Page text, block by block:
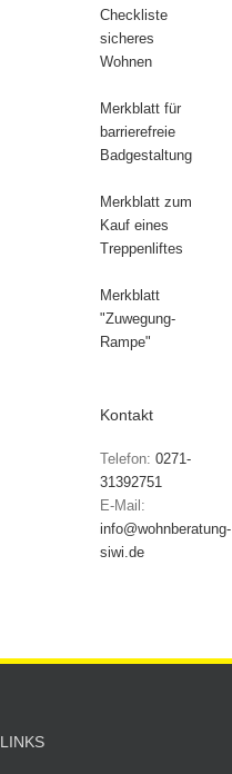
Checkliste
sicheres
Wohnen
Merkblatt für
barrierefreie
Badgestaltung
Merkblatt zum
Kauf eines
Treppenliftes
Merkblatt
"Zuwegung-
Rampe"
Kontakt
Telefon: 0271-
31392751
E-Mail:
info@wohnberatung-
siwi.de
LINKS